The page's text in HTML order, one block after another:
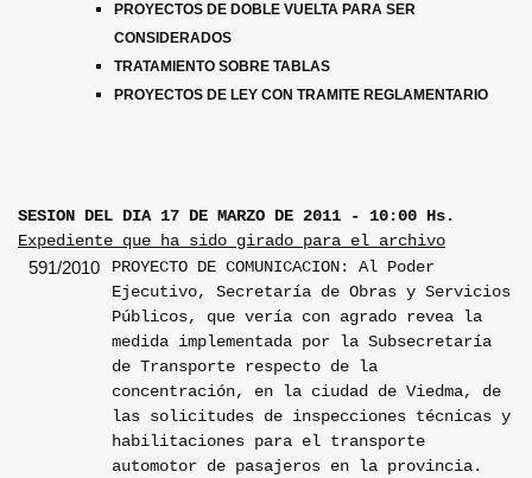
PROYECTOS DE DOBLE VUELTA PARA SER
CONSIDERADOS
TRATAMIENTO SOBRE TABLAS
PROYECTOS DE LEY CON TRAMITE REGLAMENTARIO
SESION DEL DIA 17 DE MARZO DE 2011 - 10:00 Hs.
Expediente que ha sido girado para el archivo
591/2010
PROYECTO DE COMUNICACION: Al Poder
Ejecutivo, Secretaría de Obras y Servicios
Públicos, que vería con agrado revea la
medida implementada por la Subsecretaría
de Transporte respecto de la
concentración, en la ciudad de Viedma, de
las solicitudes de inspecciones técnicas y
habilitaciones para el transporte
automotor de pasajeros en la provincia.